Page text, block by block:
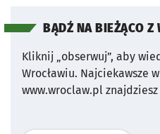
BĄDŹ NA BIEŻĄCO
Kliknij „obserwuj”, aby
Wrocławiu. Najciekawsze
www.wroclaw.pl znajdziesz